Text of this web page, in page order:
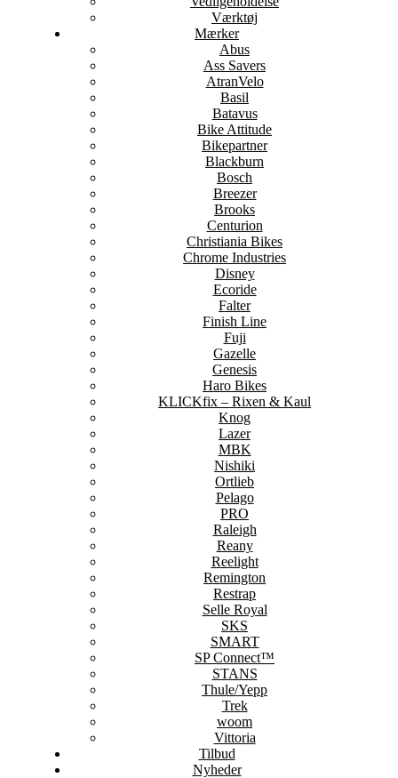
Værktøj
Mærker
Abus
Ass Savers
AtranVelo
Basil
Batavus
Bike Attitude
Bikepartner
Blackburn
Bosch
Breezer
Brooks
Centurion
Christiania Bikes
Chrome Industries
Disney
Ecoride
Falter
Finish Line
Fuji
Gazelle
Genesis
Haro Bikes
KLICKfix – Rixen & Kaul
Knog
Lazer
MBK
Nishiki
Ortlieb
Pelago
PRO
Raleigh
Reany
Reelight
Remington
Restrap
Selle Royal
SKS
SMART
SP Connect™
STANS
Thule/Yepp
Trek
woom
Vittoria
Tilbud
Nyheder